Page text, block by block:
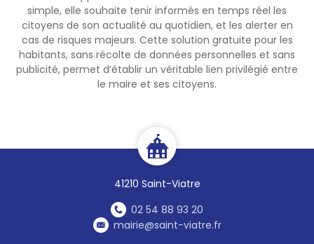
simple, elle souhaite tenir informés en temps réel les
citoyens de son actualité au quotidien, et les alerter en
cas de risques majeurs. Cette solution gratuite pour les
habitants, sans récolte de données personnelles et sans
publicité, permet d’établir un véritable lien privilégié entre
le maire et ses citoyens.
41210 Saint-Viatre
02 54 88 93 20
mairie@saint-viatre.fr